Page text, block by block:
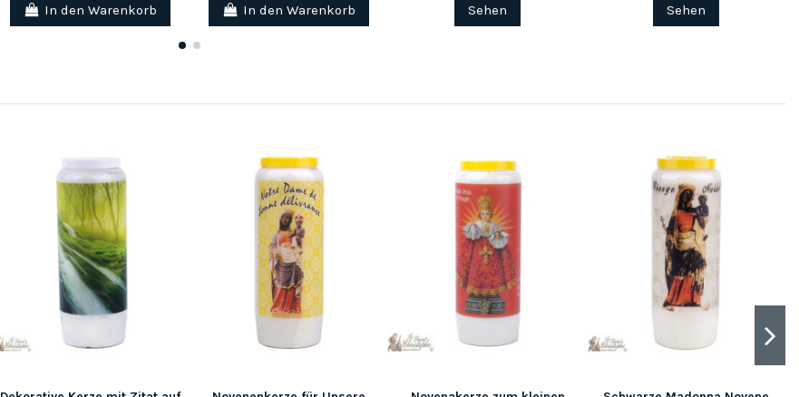
In den Warenkorb In den Warenkorb Sehen Sehen